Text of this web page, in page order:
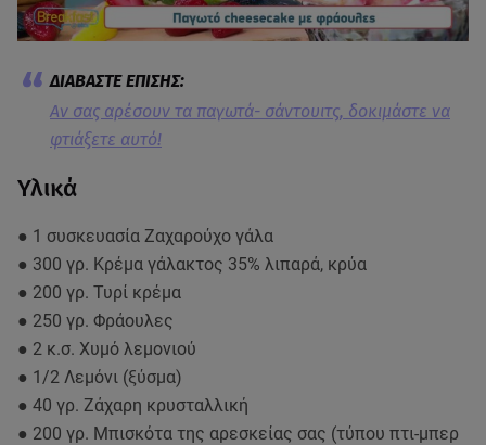
Αν σας αρέσουν τα παγωτά- σάντουιτς, δοκιμάστε να
φτιάξετε αυτό!
Υλικά
● 1 συσκευασία Ζαχαρούχο γάλα
● 300 γρ. Κρέμα γάλακτος 35% λιπαρά, κρύα
● 200 γρ. Τυρί κρέμα
● 250 γρ. Φράουλες
● 2 κ.σ. Χυμό λεμονιού
● 1/2 Λεμόνι (ξύσμα)
● 40 γρ. Ζάχαρη κρυσταλλική
● 200 γρ. Μπισκότα της αρεσκείας σας (τύπου πτι-μπερ